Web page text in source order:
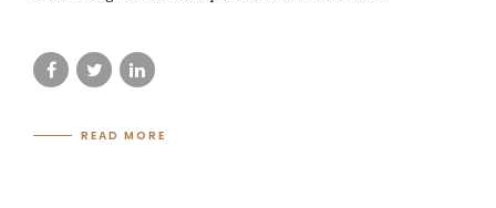
READ MORE